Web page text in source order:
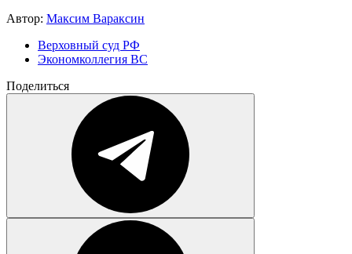
Автор: Максим Вараксин
Верховный суд РФ
Экономколлегия ВС
Поделиться